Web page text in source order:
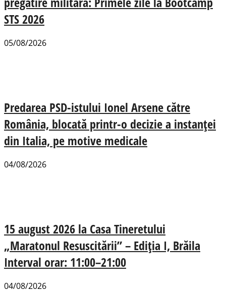
STS 2026
05/08/2026
Predarea PSD-istului Ionel Arsene către
România, blocată printr-o decizie a instanței
din Italia, pe motive medicale
04/08/2026
15 august 2026 la Casa Tineretului
„Maratonul Resuscitării” – Ediția I, Brăila
Interval orar: 11:00–21:00
04/08/2026